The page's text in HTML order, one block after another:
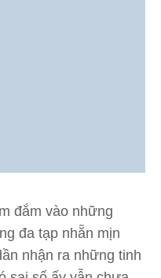
đắm vào những
đa tạp nhẵn mịn
nhận ra những tinh